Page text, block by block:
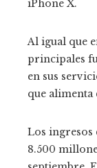
iPhone X.
Al igual que
principales
en sus
que alimenta
Los ingresos
8.500